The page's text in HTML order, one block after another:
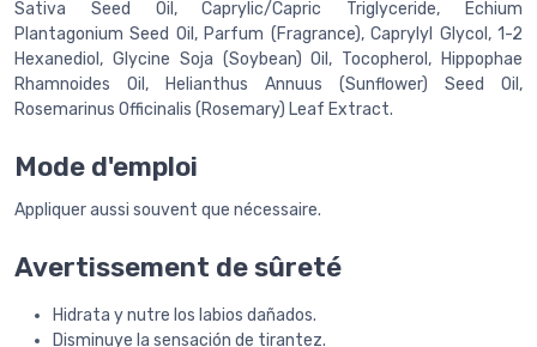
Sativa Seed Oil, Caprylic/Capric Triglyceride, Echium
Plantagonium Seed Oil, Parfum (Fragrance), Caprylyl Glycol, 1-2
Hexanediol, Glycine Soja (Soybean) Oil, Tocopherol, Hippophae
Rhamnoides Oil, Helianthus Annuus (Sunflower) Seed Oil,
Rosemarinus Officinalis (Rosemary) Leaf Extract.
Mode d'emploi
Appliquer aussi souvent que nécessaire.
Avertissement de sûreté
Hidrata y nutre los labios dañados.
Disminuye la sensación de tirantez.